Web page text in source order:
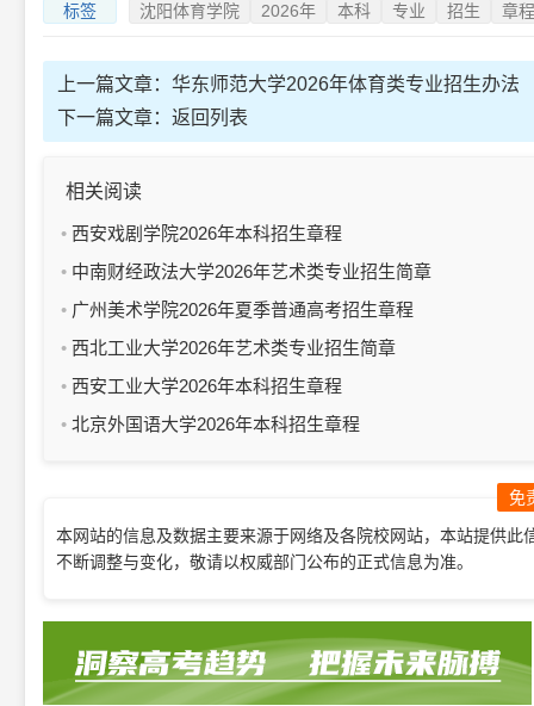
标签 沈阳体育学院 2026年 本科 专业 招生 章程
上一篇文章： 华东师范大学2026年体育类专业招生办法
下一篇文章： 返回列表
相关阅读
西安戏剧学院2026年本科招生章程
中南财经政法大学2026年艺术类专业招生简章
广州美术学院2026年夏季普通高考招生章程
西北工业大学2026年艺术类专业招生简章
西安工业大学2026年本科招生章程
北京外国语大学2026年本科招生章程
免
本网站的信息及数据主要来源于网络及各院校网站，本站提供
不断调整与变化，敬请以权威部门公布的正式信息为准。